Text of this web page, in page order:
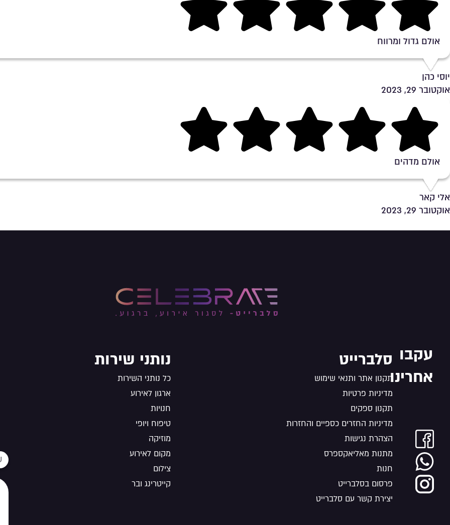
Rating 5 out of 5
אולם גדול ומרווח
יוסי כהן
אוקטובר 29, 2023
Rating 5 out of 5
אולם מדהים
אלי קאר
אוקטובר 29, 2023
עקבו
אחרינו
סלברייט
תקנון אתר ותנאי שימוש
מדיניות פרטיות
תקנון ספקים
מדיניות החזרים כספיים והחזרות
הצהרת נגישות
מתנות מאליאקספרס
חנות
פרסום בסלברייט
יצירת קשר עם סלברייט
נותני שירות
כל נותני השירות
ארגון לאירוע
חנויות
טיפוח ויופי
מוזיקה
מקום לאירוע
צילום
קייטרינג ובר